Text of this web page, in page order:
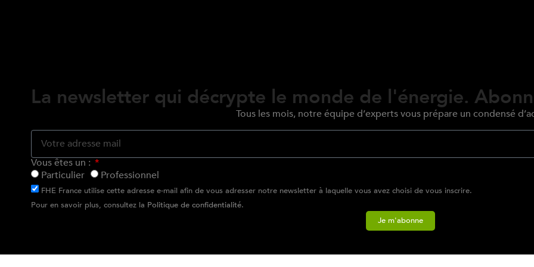
La newsletter qui décrypte le monde de l'énergie.
Tous les mois, notre équipe d’experts vous prépare un condensé
Vous êtes un :
Particulier
Professionnel
FHE France utilise cette adresse e-mail afin de vous adresser notre newsletter à laquelle vous avez choisi de vous inscrire.
Pour en savoir plus, consultez la Politique de confidentialité.
Je m'abonne